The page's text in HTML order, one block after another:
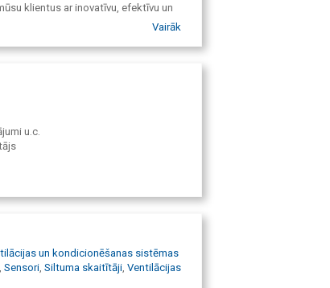
klientus ar inovatīvu, efektīvu un
un dodam panākumus gan mūsu
un mēs to saprotam. Viss, ko mēs
pārstāvji Latvijā.
Vairāk
u.c.
un kondicionēšanas sistēmas
, Sensori, Siltuma skaitītāji, Ventilācijas